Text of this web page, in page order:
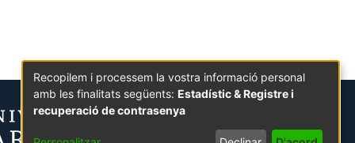
Recopilem i processem la vostra informació personal
amb les finalitats següents: Estadístic & Registre i
recuperació de contrasenya